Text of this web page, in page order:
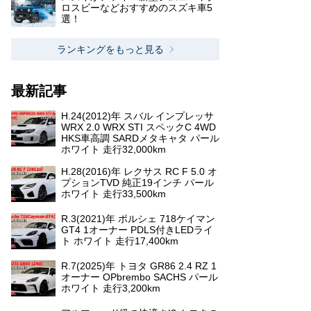
ロスビーなどおすすめのスズキ車5
選！
ランキングをもっと見る
最新記事
H.24(2012)年 スバル インプレッサ
WRX 2.0 WRX STI スペックC 4WD
HKS車高調 SARDメタキャタ パール
ホワイト 走行32,000km
H.28(2016)年 レクサス RC F 5.0 オ
プションTVD 純正19インチ パール
ホワイト 走行33,500km
R.3(2021)年 ポルシェ 718ケイマン
GT4 1オーナー PDLS付きLEDライ
ト ホワイト 走行17,400km
R.7(2025)年 トヨタ GR86 2.4 RZ 1
オーナー OPbrembo SACHS パール
ホワイト 走行3,200km